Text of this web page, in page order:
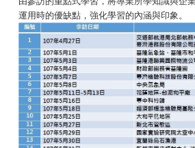
運用時的優缺點，強化學習的內涵與印象。